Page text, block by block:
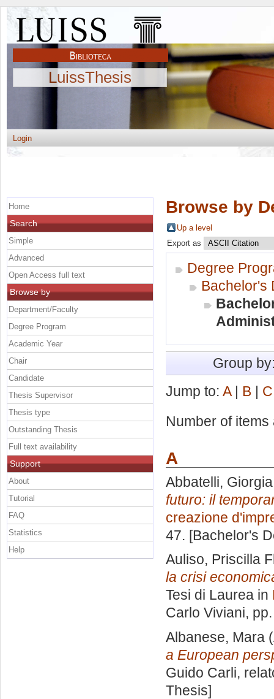
LuissThesis
Login
Browse by
Up a level
Export as
Degree
Bachelor's
Group
Jump to: A| B | C
Number of
A
Abbatelli,
futuro: il
creazione
47. [Bachelor's
Auliso, Priscilla
la crisi
Tesi di Laurea in
Carlo Viviani,
Albanese, Mara
a European
Guido Carli,
Thesis]
Home
Search
Simple
Advanced
Open Access full text
Browse by
Department/Faculty
Degree Program
Academic Year
Chair
Candidate
Thesis Supervisor
Thesis type
Outstanding Thesis
Full text availability
Support
About
Tutorial
FAQ
Statistics
Help